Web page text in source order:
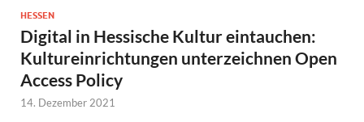
HESSEN
Digital in Hessische Kultur eintauchen:
Kultureinrichtungen unterzeichnen Open
Access Policy
14. Dezember 2021